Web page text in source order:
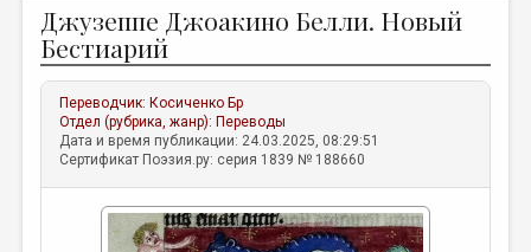
ЖАНРЫ
АВТОРЫ
КОММЕНТАРИИ
ЛИТСАЛОН
ПРАВИЛА САЙТА
Джузеппе Джоакино Белли. Новый
Бестиарий
Переводчик: Косиченко Бр
Отдел (рубрика, жанр): Переводы
Дата и время публикации: 24.03.2025, 08:29:51
Сертификат Поэзия.ру: серия 1839 № 188660